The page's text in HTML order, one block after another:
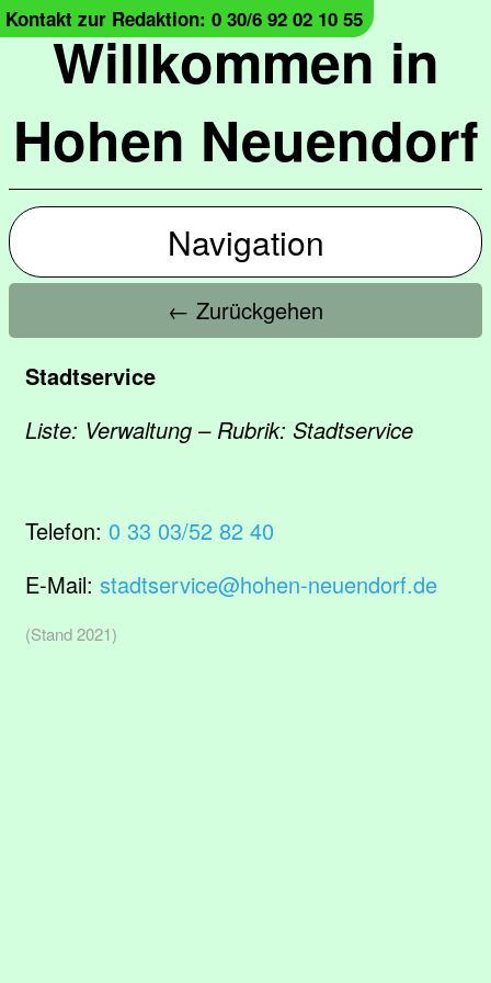
Willkommen in
Hohen Neuendorf
Kontakt zur Redaktion: 0 30/6 92 02 10 55
Navigation
← Zurückgehen
Stadtservice
Liste: Verwaltung – Rubrik: Stadtservice
Telefon: 0 33 03/52 82 40
E-Mail: stadtservice@hohen-neuendorf.de
(Stand 2021)